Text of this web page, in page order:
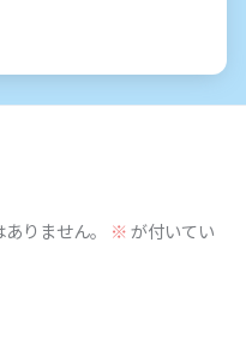
りません。 ※が付いてい